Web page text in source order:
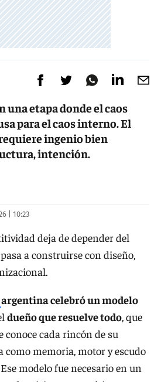
una etapa donde el caos
para el caos interno. El
ingenio bien
intención.
| 10:23
deja de depender del
a construirse con diseño,
argentina celebró un modelo
dueño que resuelve todo, que
cada rincón de su
como memoria, motor y escudo
modelo fue necesario en un